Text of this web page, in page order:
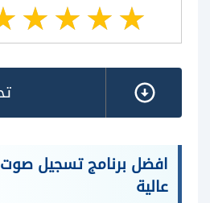
افضل برنامج تسجيل صوت
عالية